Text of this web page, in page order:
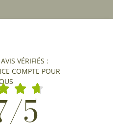
VÉRIFIÉS :
COMPTE POUR
5